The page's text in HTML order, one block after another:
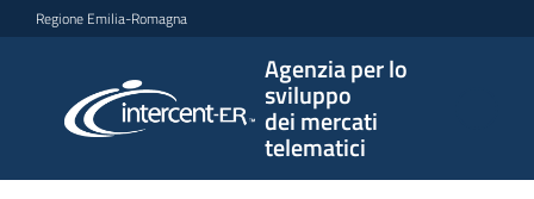
Vai al contenuto
Vai alla navigazione
Vai al footer
Regione Emilia-Romagna
Agenzia per lo
sviluppo
dei mercati
telematici
per lo
sviluppo